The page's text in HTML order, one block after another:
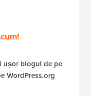
ușor blogul de pe
WordPress.org